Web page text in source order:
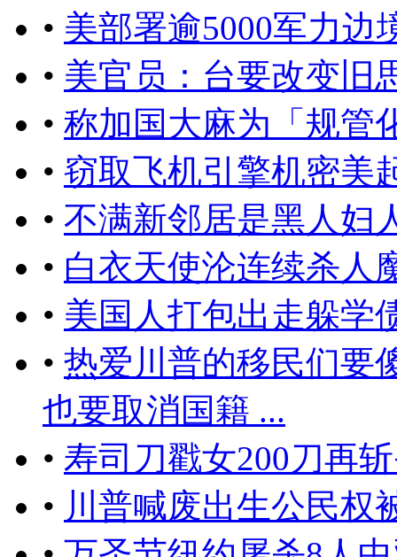
• 美部署逾5000军力边
• 美官员：台要改变旧
• 称加国大麻为「规管
• 窃取飞机引擎机密美
• 不满新邻居是黑人妇
• 白衣天使沦连续杀人
• 美国人打包出走躲学
• 热爱川普的移民们要
也要取消国籍 ...
• 寿司刀戳女200刀再
• 川普喊废出生公民权